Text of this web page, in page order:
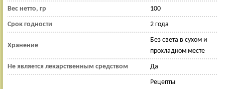
Вес нетто, гр 100
Срок годности 2 года
Хранение
Без света в сухом и
прохладном месте
Не является лекарственным средством Да
Рецепты